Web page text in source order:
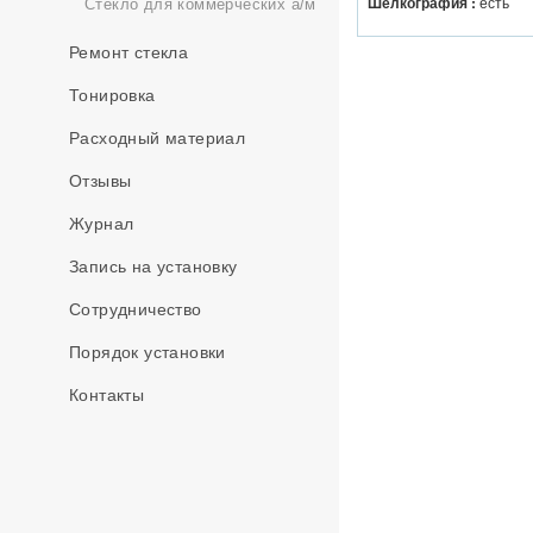
Стекло для коммерческих а/м
Ремонт стекла
Тонировка
Расходный материал
Отзывы
Журнал
Запись на установку
Сотрудничество
Порядок установки
Контакты